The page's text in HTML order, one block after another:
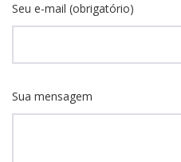
Seu e-mail (obrigatório)
Sua mensagem